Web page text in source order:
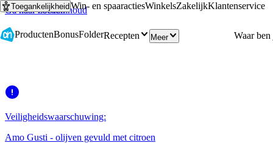
Ga naar hoofdinhoud
Ga naar zoeken
ToegankelijkheidWin- en spaaractiesWinkelsZakelijkKlantenservice
ProductenBonusFolderRecepten Meer
Veiligheidswaarschuwing:
Amo Gusti - olijven gevuld met citroen